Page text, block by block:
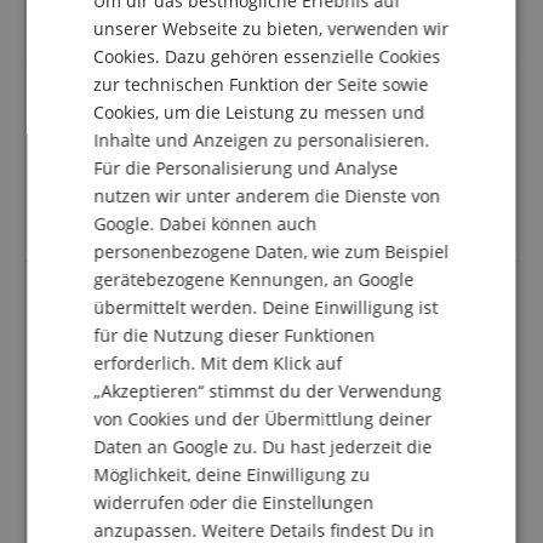
angenehmes Sitzen beim spielen.
X Drum Sitzauflage
Bewertung von Helmutvom 29.07.2024
verifizierter Kauf
passt genau auf meine Cajon Vario
Sehr guter Halt
Bewertung vonKatherinavom 01.02.2022
verifizierter Kauf
Ich hab bisher jahrelang ein selbst
zurechtgeschnittenes pad verwendet. Wenn ich
gewusst hätte, wieviel besser der halt tatsächlich mit
dem gekauften ist, hätte ich es mir schon früher
FRENCH
SPANISH
unserer Webseite zu bieten, verwenden wir
Cookies. Dazu gehören essenzielle Cookies
zur technischen Funktion der Seite sowie
Cookies, um die Leistung zu messen und
Inhalte und Anzeigen zu personalisieren.
Für die Personalisierung und Analyse
nutzen wir unter anderem die Dienste von
Google. Dabei können auch
personenbezogene Daten, wie zum Beispiel
gerätebezogene Kennungen, an Google
übermittelt werden. Deine Einwilligung ist
für die Nutzung dieser Funktionen
erforderlich. Mit dem Klick auf
„Akzeptieren“ stimmst du der Verwendung
von Cookies und der Übermittlung deiner
Daten an Google zu. Du hast jederzeit die
Möglichkeit, deine Einwilligung zu
widerrufen oder die Einstellungen
anzupassen. Weitere Details findest Du in